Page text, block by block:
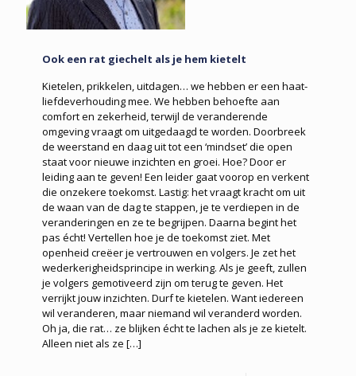
Ook een rat giechelt als je hem kietelt
Kietelen, prikkelen, uitdagen… we hebben er een haat-
liefdeverhouding mee. We hebben behoefte aan
comfort en zekerheid, terwijl de veranderende
omgeving vraagt om uitgedaagd te worden. Doorbreek
de weerstand en daag uit tot een ‘mindset’ die open
staat voor nieuwe inzichten en groei. Hoe? Door er
leiding aan te geven! Een leider gaat voorop en verkent
die onzekere toekomst. Lastig: het vraagt kracht om uit
de waan van de dag te stappen, je te verdiepen in de
veranderingen en ze te begrijpen. Daarna begint het
pas écht! Vertellen hoe je de toekomst ziet. Met
openheid creëer je vertrouwen en volgers. Je zet het
wederkerigheidsprincipe in werking. Als je geeft, zullen
je volgers gemotiveerd zijn om terug te geven. Het
verrijkt jouw inzichten. Durf te kietelen. Want iedereen
wil veranderen, maar niemand wil veranderd worden.
Oh ja, die rat… ze blijken écht te lachen als je ze kietelt.
Alleen niet als ze […]